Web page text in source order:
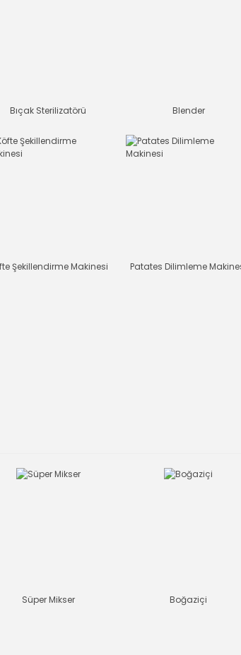
Bıçak Sterilizatörü Blender
Şekillendirme Makinesi Patates Dilimleme
Süper Mikser Boğaziçi